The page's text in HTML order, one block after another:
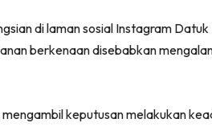
di laman sosial Instagram
berkenaan disebabkan
keputusan melakukan